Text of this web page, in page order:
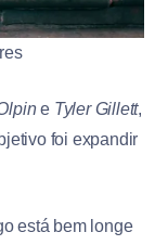
e Tyler Gillett,
foi expandir
está bem longe